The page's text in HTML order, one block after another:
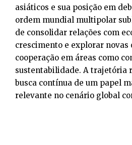
asiáticos e sua posição em
ordem mundial multipolar
de consolidar relações com
crescimento e explorar novas
cooperação em áreas como
sustentabilidade. A trajetória
busca contínua de um papel
relevante no cenário global